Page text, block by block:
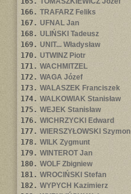
166. TRAFARZ Feliks
167. UFNAL Jan
168. ULIŃSKI Tadeusz
169. UNIT... Władysław
170. UTWINZ Piotr
171. WACHMITZEL
172. WAGA Józef
173. WALASZEK Franciszek
174. WALKOWIAK Stanisław
175. WEJEK Stanisław
176. WICHRZYCKI Edward
177. WIERSZYŁOWSKI Szymon
178. WILK Zygmunt
179. WINTEROT Jan
180. WOLF Zbigniew
181. WROCIŃSKI Stefan
182. WYPYCH Kazimierz